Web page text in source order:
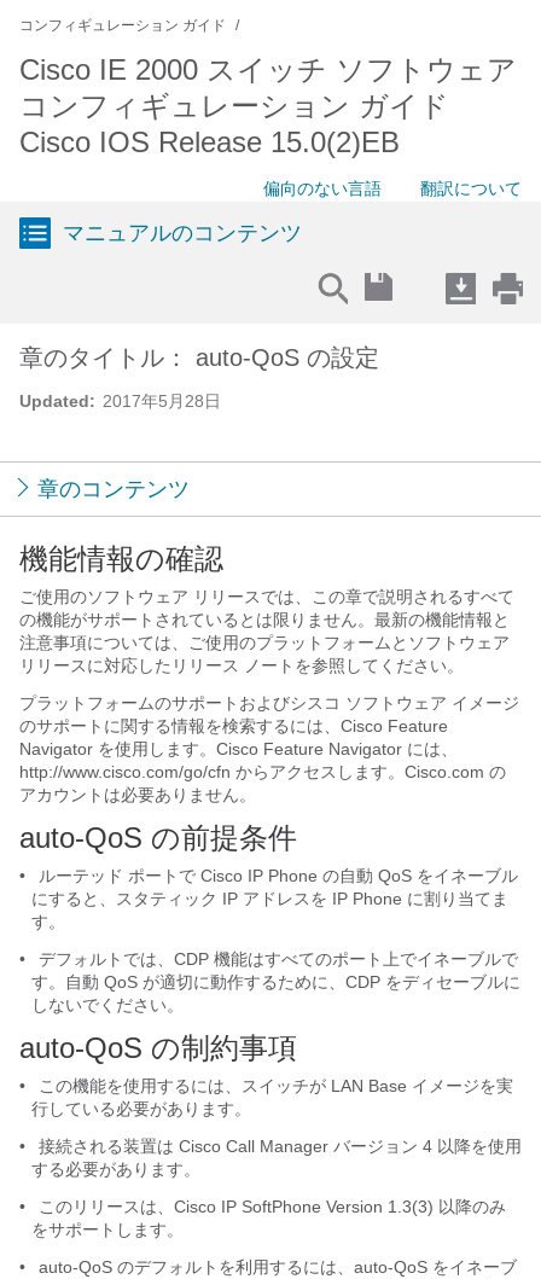
コンフィギュレーション ガイド
Cisco IE 2000 スイッチ ソフトウェア
コンフィギュレーション ガイド
Cisco IOS Release 15.0(2)EB
偏向のない言語 翻訳について
マニュアルのコンテンツ
Updated: 2017年5月28日
章のタイトル： auto-QoS の設定
章のコンテンツ
機能情報の確認
ご使用のソフトウェア リリースでは、この章で説明されるすべて
の機能がサポートされているとは限りません。最新の機能情報と
注意事項については、ご使用のプラットフォームとソフトウェア
リリースに対応したリリース ノートを参照してください。
プラットフォームのサポートおよびシスコ ソフトウェア イメージ
のサポートに関する情報を検索するには、Cisco Feature
Navigator を使用します。Cisco Feature Navigator には、
http://www.cisco.com/go/cfn からアクセスします。Cisco.com の
アカウントは必要ありません。
auto-QoS の前提条件
•
ルーテッド ポートで Cisco IP Phone の自動 QoS をイネーブル
にすると、スタティック IP アドレスを IP Phone に割り当てま
す。
•
デフォルトでは、CDP 機能はすべてのポート上でイネーブルで
す。自動 QoS が適切に動作するために、CDP をディセーブルに
しないでください。
auto-QoS の制約事項
•
この機能を使用するには、スイッチが LAN Base イメージを実
行している必要があります。
•
接続される装置は Cisco Call Manager バージョン 4 以降を使用
する必要があります。
•
このリリースは、Cisco IP SoftPhone Version 1.3(3) 以降のみ
をサポートします。
•
auto-QoS のデフォルトを利用するには、auto-QoS をイネーブ